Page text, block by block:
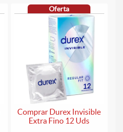
Oferta
Comprar Durex Invisible
Extra Fino 12 Uds